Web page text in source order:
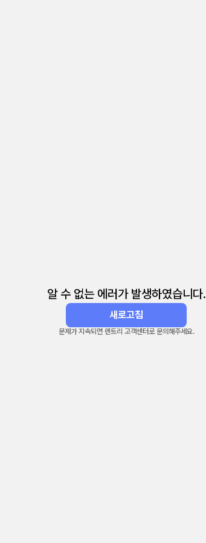
알 수 없는 에러가 발생하였습니다.
새로고침
문제가 지속되면 렌트리 고객센터로 문의해주세요.